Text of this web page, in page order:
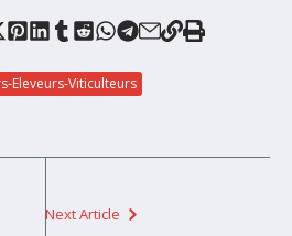
Eleveurs-Viticulteurs
Next Article